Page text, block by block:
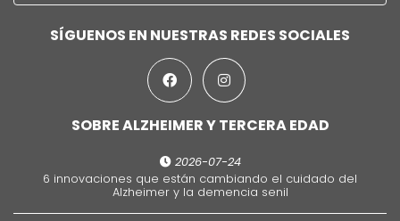
SÍGUENOS EN NUESTRAS REDES SOCIALES
SOBRE ALZHEIMER Y TERCERA EDAD
2026-07-24
6 innovaciones que están cambiando el cuidado del
Alzheimer y la demencia senil